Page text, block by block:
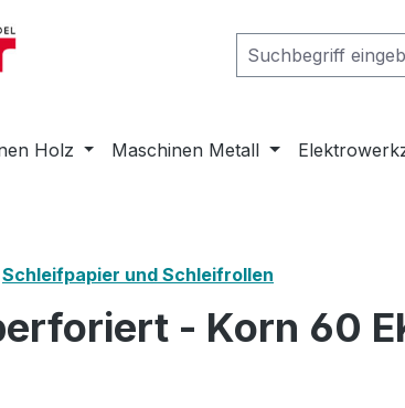
Holz Maschinen Metall
Schleifpapier und Schleifrollen
- Korn 60